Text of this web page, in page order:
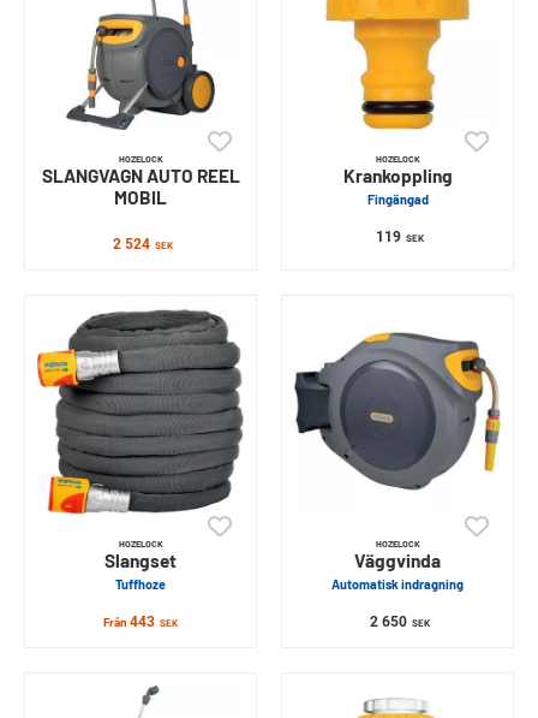
HOZELOCK
SLANGVAGN AUTO REEL
MOBIL
2 524 SEK
HOZELOCK
Krankoppling
Fingängad
119 SEK
HOZELOCK
Slangset
Tuffhoze
Från 443 SEK
HOZELOCK
Väggvinda
Automatisk indragning
2 650 SEK